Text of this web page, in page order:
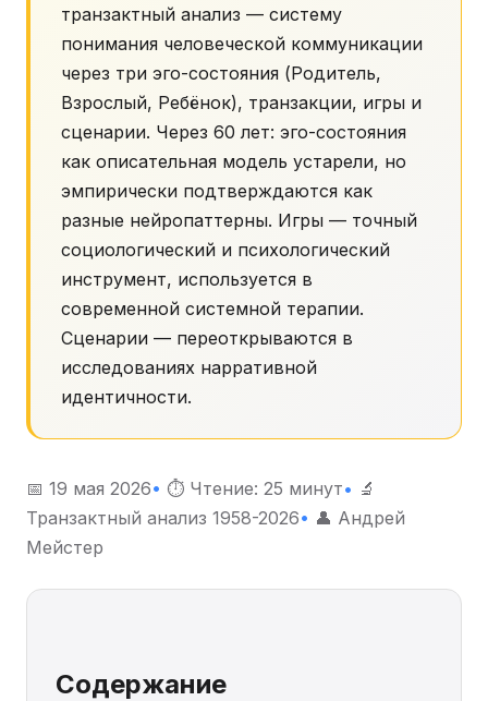
транзактный анализ — систему
понимания человеческой коммуникации
через три эго-состояния (Родитель,
Взрослый, Ребёнок), транзакции, игры и
сценарии. Через 60 лет: эго-состояния
как описательная модель устарели, но
эмпирически подтверждаются как
разные нейропаттерны. Игры — точный
социологический и психологический
инструмент, используется в
современной системной терапии.
Сценарии — переоткрываются в
исследованиях нарративной
идентичности.
📅 19 мая 2026• ⏱ Чтение: 25 минут• 🔬
Транзактный анализ 1958-2026• 👤 Андрей
Мейстер
Содержание